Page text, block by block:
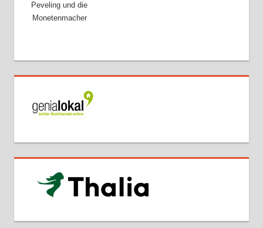
Peveling und die
Monetenmacher